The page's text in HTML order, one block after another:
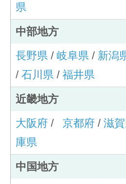
県
中部地方
長野県/ 岐阜県/ 新潟
/ 石川県/ 福井県
近畿地方
大阪府 / 京都府 / 滋
庫県
中国地方